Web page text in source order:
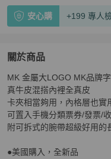
安心購 +199 專人
關於商品
關於Michael Kors MK
MK 金屬大LOGO MK品牌
真牛皮混搭內裡全真皮
卡夾相當夠用，內格層也實
可置入手機分類票券/發票/
附可拆式的腕帶超級好用的
●美國購入，全新品